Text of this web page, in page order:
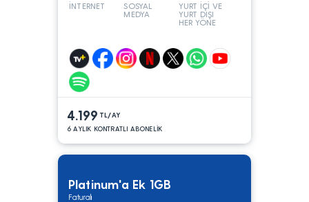
İNTERNET
SOSYAL
MEDYA
YURT İÇİ VE
YURT DIŞI
HER YÖNE
4.199 TL/AY
6 AYLIK KONTRATLI ABONELİK
Platinum'a Ek 1GB
Faturalı